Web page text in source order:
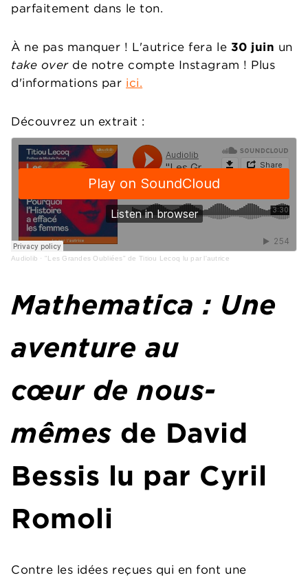
parfaitement dans le ton.
À ne pas manquer ! L'autrice fera le 30 juin un
take overde notre compte Instagram ! Plus
d'informations par ici.
Découvrez un extrait :
Audiolib · "Les Grandes Oubliées" de Titiou Lecoq lu par l'autrice
Mathematica : Une
aventure au
cœur de nous-
mêmes de David
Bessis lu par Cyril
Romoli
Contre les idées reçues qui en font une